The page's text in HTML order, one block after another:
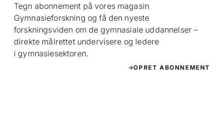
Tegn abonnement på vores magasin
Gymnasieforskning og få den nyeste
forskningsviden om de gymnasiale uddannelser –
direkte målrettet undervisere og ledere
i gymnasiesektoren.
OPRET ABONNEMENT